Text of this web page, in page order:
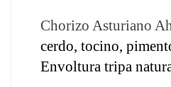
Chorizo Asturiano
cerdo, tocino,
Envoltura tripa